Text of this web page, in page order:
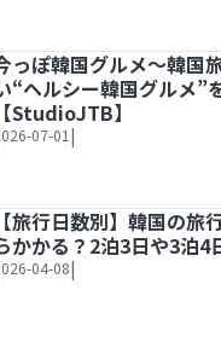
辺スポットやモデルコ
韓国旅行で今食べた
っぽ韓国グルメ～韓国
“ヘルシー韓国グルメ”
【StudioJTB】
07-01|
の旅行費用っていく
【旅行日数別】韓国の旅
かかる？2泊3日や3泊4
04-08|